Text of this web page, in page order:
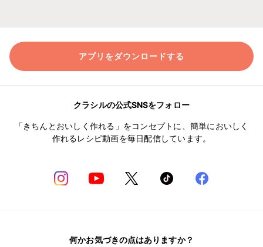
アプリをダウンロードする
クラシルの公式SNSをフォロー
「きちんとおいしく作れる」をコンセプトに、簡単においしく
作れるレシピ動画を毎日配信しています。
何かお気づきの点はありますか？